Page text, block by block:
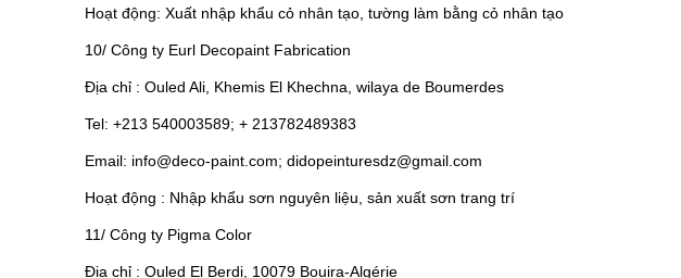
Hoạt động: Xuất nhập khẩu cỏ nhân tạo, tường làm bằng cỏ nhân tạo
10/ Công ty Eurl Decopaint Fabrication
Địa chỉ : Ouled Ali, Khemis El Khechna, wilaya de Boumerdes
Tel: +213 540003589; + 213782489383
Email: info@deco-paint.com; didopeinturesdz@gmail.com
Hoạt động : Nhập khẩu sơn nguyên liệu, sản xuất sơn trang trí
11/ Công ty Pigma Color
Địa chỉ : Ouled El Berdi, 10079 Bouira-Algérie